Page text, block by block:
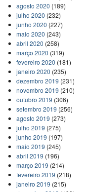
agosto 2020 (189)
julho 2020 (232)
junho 2020 (227)
maio 2020 (243)
abril 2020 (258)
março 2020 (319)
fevereiro 2020 (181)
janeiro 2020 (235)
dezembro 2019 (231)
novembro 2019 (210)
outubro 2019 (306)
setembro 2019 (256)
agosto 2019 (273)
julho 2019 (275)
junho 2019 (197)
maio 2019 (245)
abril 2019 (196)
março 2019 (214)
fevereiro 2019 (218)
janeiro 2019 (215)